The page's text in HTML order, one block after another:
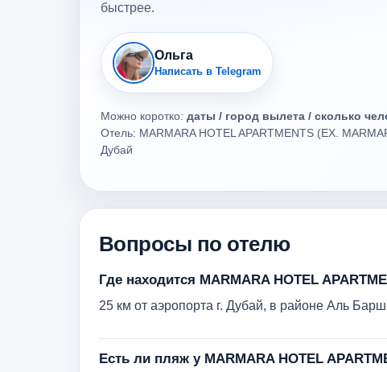
быстрее.
Ольга
Написать в Telegram
Можно коротко: даты / город вылета / сколько
Отель: MARMARA HOTEL APARTMENTS (EX.
Дубай
Вопросы по отелю
Где находится MARMARA HOTEL
25 км от аэропорта г. Дубай, в районе Аль
Есть ли пляж у MARMARA HOTEL